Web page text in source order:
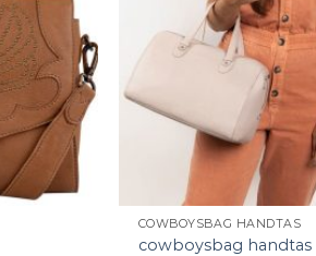
COWBOYSBAG HANDTAS
cowboysbag handtas